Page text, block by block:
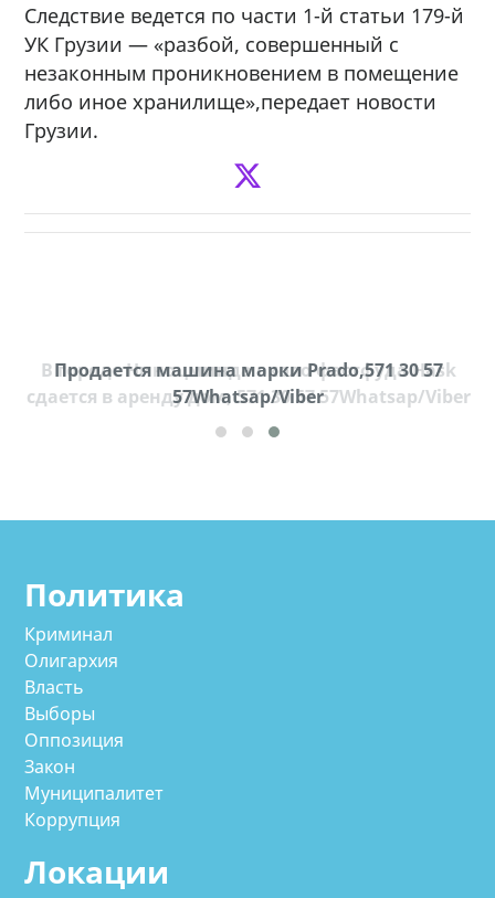
Следствие ведется по части 1-й статьи 179-й
УК Грузии — «разбой, совершенный с
незаконным проникновением в помещение
либо иное хранилище»,передает новости
Грузии.
В городе Ниноцминда около фастфуда Hask
cдается в аренду дом, 571 30 57 57Whatsap/Viber
Продается машина марки Prado,571 30 57
57Whatsap/Viber
Политика
Криминал
Олигархия
Власть
Выборы
Оппозиция
Закон
Муниципалитет
Коррупция
Локации